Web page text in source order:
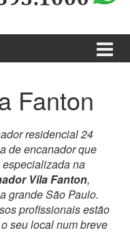
Fanton
residencial 24
de encanador que
na
Vila Fanton,
grande São Paulo.
profissionais estão
seu local num breve